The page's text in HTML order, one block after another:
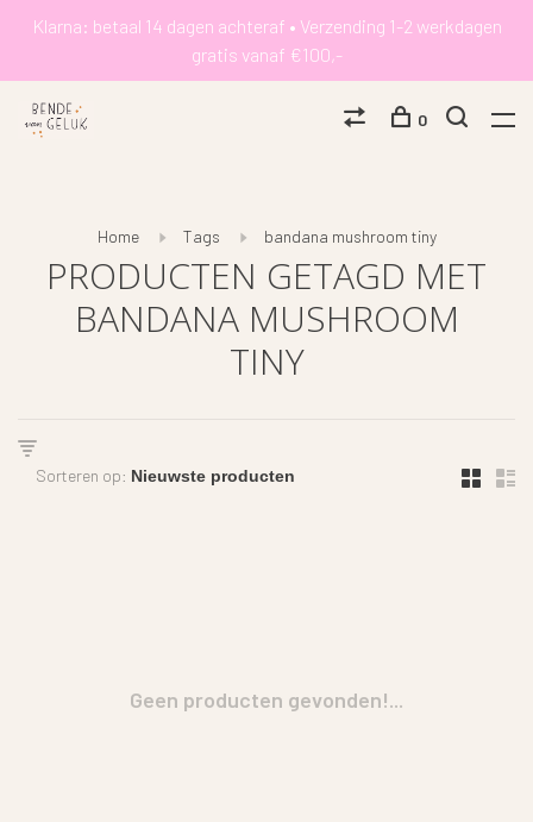
Klarna: betaal 14 dagen achteraf • Verzending 1-2 werkdagen
gratis vanaf €100,-
0
Home Tags bandana mushroom tiny
PRODUCTEN GETAGD MET
BANDANA MUSHROOM
TINY
Sorteren op:
Geen producten gevonden!...